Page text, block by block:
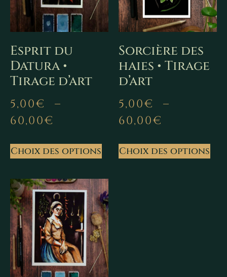
Esprit du
Datura •
Tirage d’art
5,00€
–
60,00€
Choix des options
Sorcière des
haies • Tirage
d’art
5,00€
–
60,00€
Choix des options